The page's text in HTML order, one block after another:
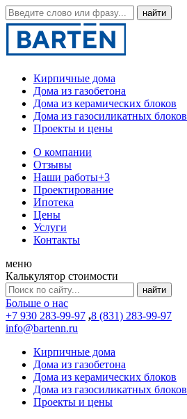
Кирпичные дома
Дома из газобетона
Дома из керамических блоков
Дома из газосиликатных блоков
Проекты и цены
О компании
Отзывы
Наши работы+3
Проектирование
Ипотека
Цены
Услуги
Контакты
меню
Калькулятор стоимости
Больше о нас
+7 930 283-99-97 ,8 (831) 283-99-97
info@bartenn.ru
Кирпичные дома
Дома из газобетона
Дома из керамических блоков
Дома из газосиликатных блоков
Проекты и цены